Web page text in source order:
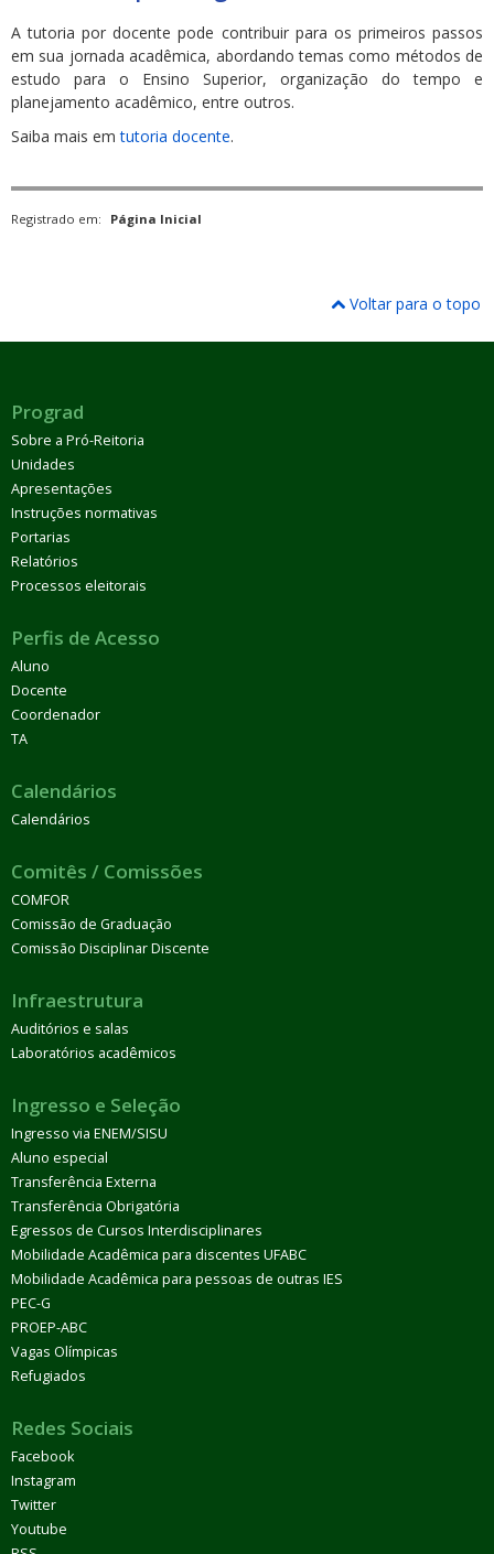
A tutoria por docente pode contribuir para os primeiros passos
em sua jornada acadêmica, abordando temas como métodos de
estudo para o Ensino Superior, organização do tempo e
planejamento acadêmico, entre outros.
Saiba mais emtutoria docente.
Registrado em: Página Inicial
Voltar para o topo
Prograd
Sobre a Pró-Reitoria
Unidades
Apresentações
Instruções normativas
Portarias
Relatórios
Processos eleitorais
Perfis de Acesso
Aluno
Docente
Coordenador
TA
Calendários
Calendários
Comitês / Comissões
COMFOR
Comissão de Graduação
Comissão Disciplinar Discente
Infraestrutura
Auditórios e salas
Laboratórios acadêmicos
Ingresso e Seleção
Ingresso via ENEM/SISU
Aluno especial
Transferência Externa
Transferência Obrigatória
Egressos de Cursos Interdisciplinares
Mobilidade Acadêmica para discentes UFABC
Mobilidade Acadêmica para pessoas de outras IES
PEC-G
PROEP-ABC
Vagas Olímpicas
Refugiados
Redes Sociais
Facebook
Instagram
Twitter
Youtube